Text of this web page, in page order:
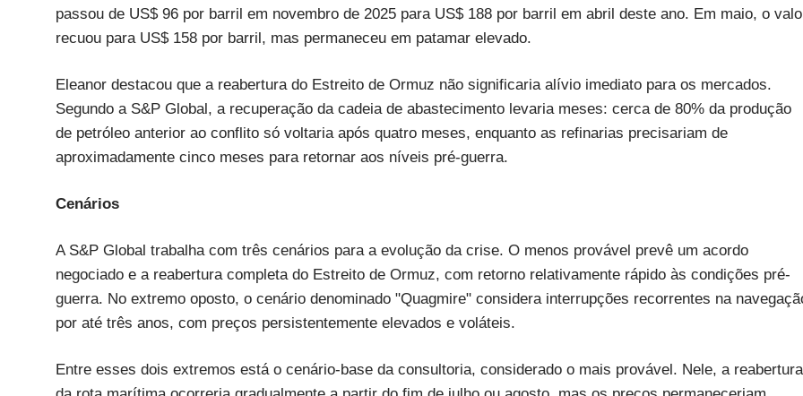
passou de US$ 96 por barril em novembro de 2025 para US$ 188 por barril em abril deste ano. Em maio, o
recuou para US$ 158 por barril, mas permaneceu em patamar elevado.
Eleanor destacou que a reabertura do Estreito de Ormuz não significaria alívio imediato para os mercados.
Segundo a S&P Global, a recuperação da cadeia de abastecimento levaria meses: cerca de 80% da produção
de petróleo anterior ao conflito só voltaria após quatro meses, enquanto as refinarias precisariam de
aproximadamente cinco meses para retornar aos níveis pré-guerra.
Cenários
A S&P Global trabalha com três cenários para a evolução da crise. O menos provável prevê um acordo
negociado e a reabertura completa do Estreito de Ormuz, com retorno relativamente rápido às condições pré-
guerra. No extremo oposto, o cenário denominado "Quagmire" considera interrupções recorrentes na
por até três anos, com preços persistentemente elevados e voláteis.
Entre esses dois extremos está o cenário-base da consultoria, considerado o mais provável. Nele, a reabertura